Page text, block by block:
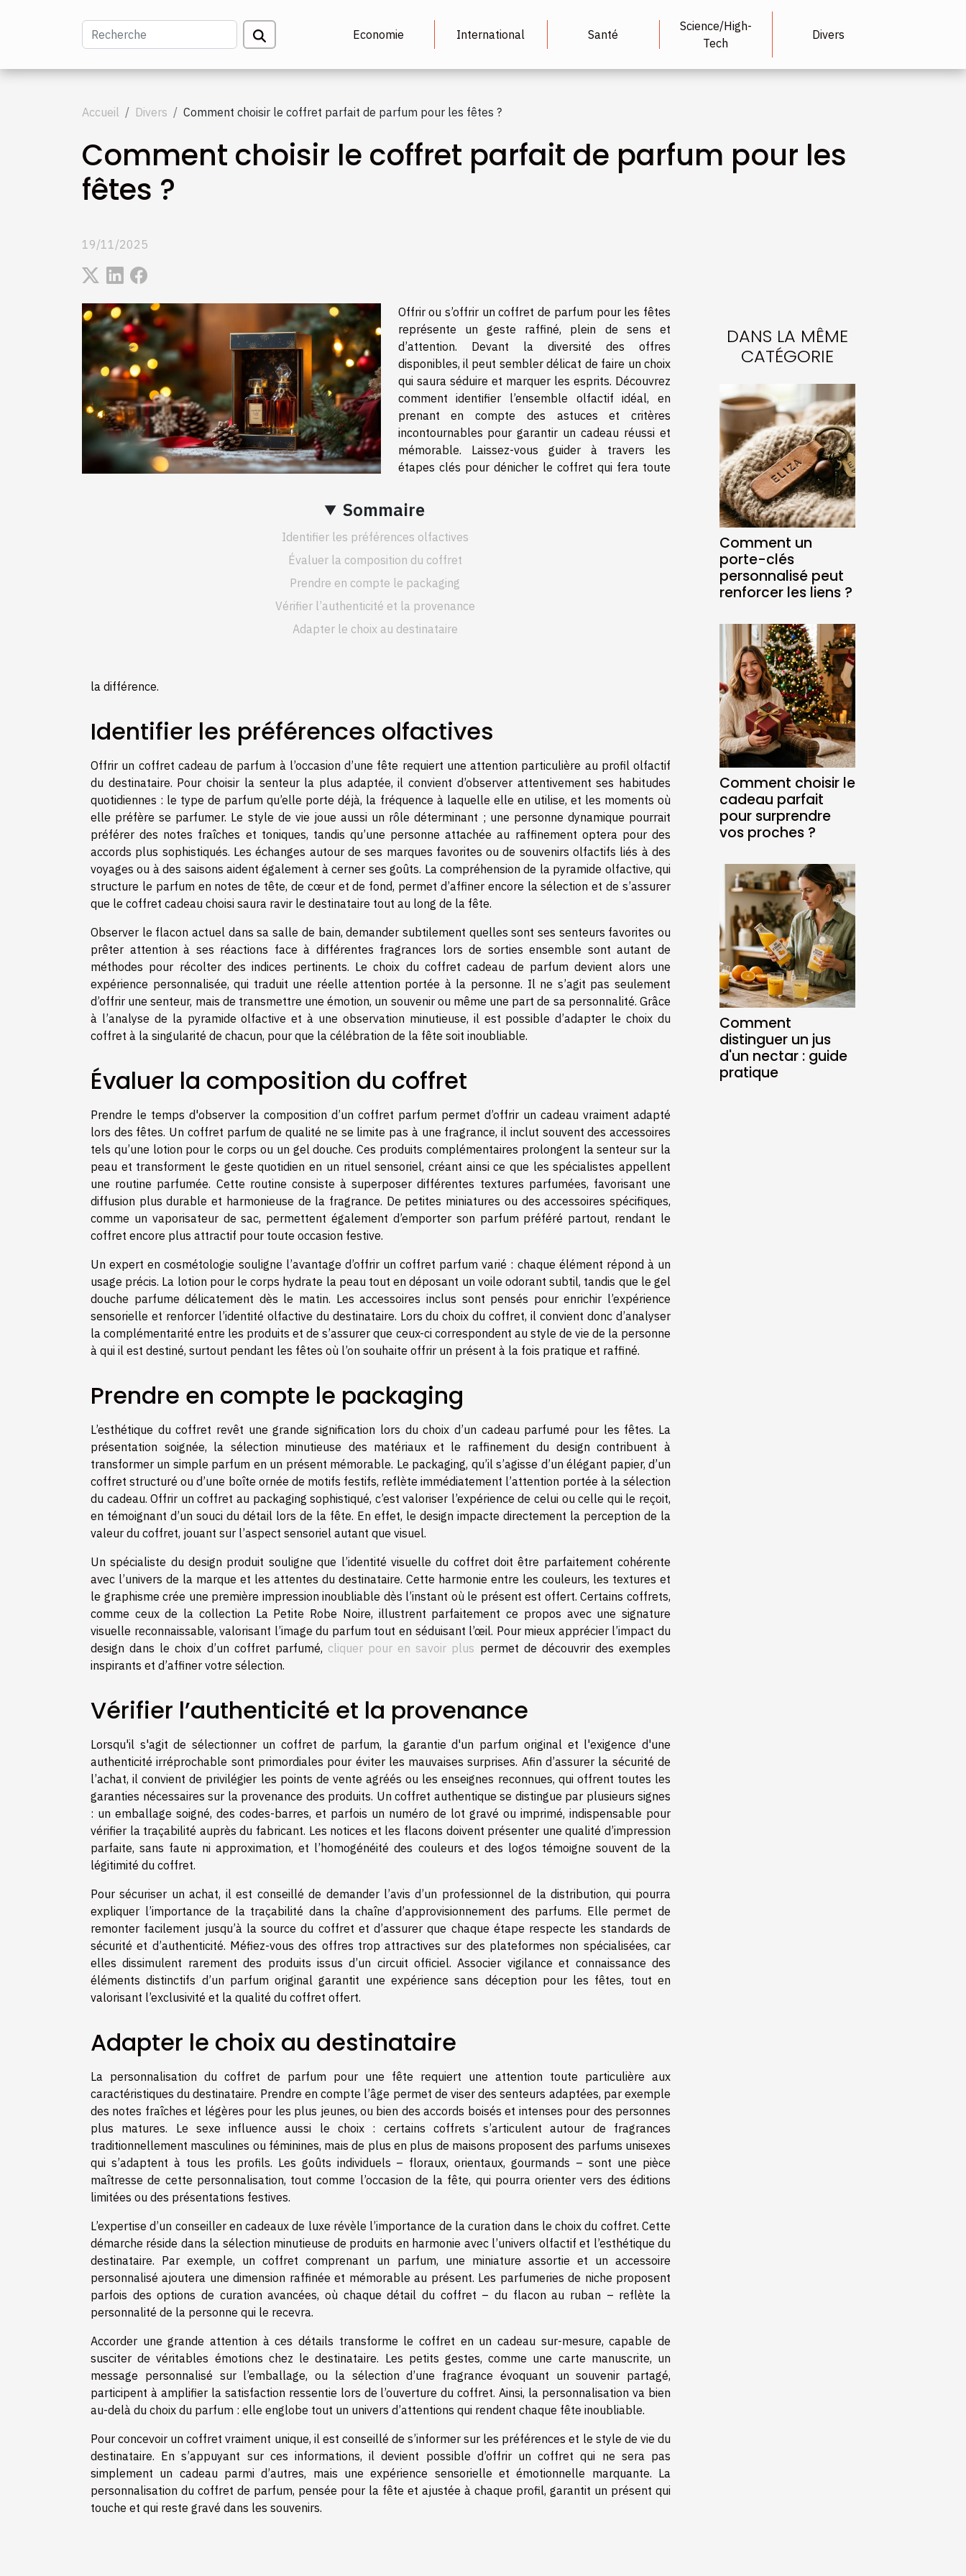
Economie International Santé
Science/High-
Tech
Divers
Accueil Divers Comment choisir le coffret parfait de parfum pour les fêtes ?
Comment choisir le coffret parfait de parfum pour les
fêtes ?
19/11/2025
Sommaire
Identifier les préférences olfactives
Évaluer la composition du coffret
Prendre en compte le packaging
Vérifier l’authenticité et la provenance
Adapter le choix au destinataire
Offrir ou s’offrir un coffret de parfum pour les fêtes
représente un geste raffiné, plein de sens et
d’attention. Devant la diversité des offres
disponibles, il peut sembler délicat de faire un choix
qui saura séduire et marquer les esprits. Découvrez
comment identifier l’ensemble olfactif idéal, en
prenant en compte des astuces et critères
incontournables pour garantir un cadeau réussi et
mémorable. Laissez-vous guider à travers les
étapes clés pour dénicher le coffret qui fera toute
la différence.
Identifier les préférences olfactives
Offrir un coffret cadeau de parfum à l’occasion d’une fête requiert une attention particulière au profil olfactif
du destinataire. Pour choisir la senteur la plus adaptée, il convient d’observer attentivement ses habitudes
quotidiennes : le type de parfum qu’elle porte déjà, la fréquence à laquelle elle en utilise, et les moments où
elle préfère se parfumer. Le style de vie joue aussi un rôle déterminant ; une personne dynamique pourrait
préférer des notes fraîches et toniques, tandis qu’une personne attachée au raffinement optera pour des
accords plus sophistiqués. Les échanges autour de ses marques favorites ou de souvenirs olfactifs liés à des
voyages ou à des saisons aident également à cerner ses goûts. La compréhension de la pyramide olfactive, qui
structure le parfum en notes de tête, de cœur et de fond, permet d’affiner encore la sélection et de s’assurer
que le coffret cadeau choisi saura ravir le destinataire tout au long de la fête.
Observer le flacon actuel dans sa salle de bain, demander subtilement quelles sont ses senteurs favorites ou
prêter attention à ses réactions face à différentes fragrances lors de sorties ensemble sont autant de
méthodes pour récolter des indices pertinents. Le choix du coffret cadeau de parfum devient alors une
expérience personnalisée, qui traduit une réelle attention portée à la personne. Il ne s’agit pas seulement
d’offrir une senteur, mais de transmettre une émotion, un souvenir ou même une part de sa personnalité. Grâce
à l’analyse de la pyramide olfactive et à une observation minutieuse, il est possible d’adapter le choix du
coffret à la singularité de chacun, pour que la célébration de la fête soit inoubliable.
Évaluer la composition du coffret
Prendre le temps d'observer la composition d’un coffret parfum permet d’offrir un cadeau vraiment adapté
lors des fêtes. Un coffret parfum de qualité ne se limite pas à une fragrance, il inclut souvent des accessoires
tels qu’une lotion pour le corps ou un gel douche. Ces produits complémentaires prolongent la senteur sur la
peau et transforment le geste quotidien en un rituel sensoriel, créant ainsi ce que les spécialistes appellent
une routine parfumée. Cette routine consiste à superposer différentes textures parfumées, favorisant une
diffusion plus durable et harmonieuse de la fragrance. De petites miniatures ou des accessoires spécifiques,
comme un vaporisateur de sac, permettent également d’emporter son parfum préféré partout, rendant le
coffret encore plus attractif pour toute occasion festive.
Un expert en cosmétologie souligne l’avantage d’offrir un coffret parfum varié : chaque élément répond à un
usage précis. La lotion pour le corps hydrate la peau tout en déposant un voile odorant subtil, tandis que le gel
douche parfume délicatement dès le matin. Les accessoires inclus sont pensés pour enrichir l’expérience
sensorielle et renforcer l’identité olfactive du destinataire. Lors du choix du coffret, il convient donc d’analyser
la complémentarité entre les produits et de s’assurer que ceux-ci correspondent au style de vie de la personne
à qui il est destiné, surtout pendant les fêtes où l’on souhaite offrir un présent à la fois pratique et raffiné.
Prendre en compte le packaging
L’esthétique du coffret revêt une grande signification lors du choix d’un cadeau parfumé pour les fêtes. La
présentation soignée, la sélection minutieuse des matériaux et le raffinement du design contribuent à
transformer un simple parfum en un présent mémorable. Le packaging, qu’il s’agisse d’un élégant papier, d’un
coffret structuré ou d’une boîte ornée de motifs festifs, reflète immédiatement l’attention portée à la sélection
du cadeau. Offrir un coffret au packaging sophistiqué, c’est valoriser l’expérience de celui ou celle qui le reçoit,
en témoignant d’un souci du détail lors de la fête. En effet, le design impacte directement la perception de la
valeur du coffret, jouant sur l’aspect sensoriel autant que visuel.
Un spécialiste du design produit souligne que l’identité visuelle du coffret doit être parfaitement cohérente
avec l’univers de la marque et les attentes du destinataire. Cette harmonie entre les couleurs, les textures et
le graphisme crée une première impression inoubliable dès l’instant où le présent est offert. Certains coffrets,
comme ceux de la collection La Petite Robe Noire, illustrent parfaitement ce propos avec une signature
visuelle reconnaissable, valorisant l’image du parfum tout en séduisant l’œil. Pour mieux apprécier l’impact du
design dans le choix d’un coffret parfumé, cliquer pour en savoir plus permet de découvrir des exemples
inspirants et d’affiner votre sélection.
Vérifier l’authenticité et la provenance
Lorsqu'il s'agit de sélectionner un coffret de parfum, la garantie d'un parfum original et l'exigence d'une
authenticité irréprochable sont primordiales pour éviter les mauvaises surprises. Afin d’assurer la sécurité de
l’achat, il convient de privilégier les points de vente agréés ou les enseignes reconnues, qui offrent toutes les
garanties nécessaires sur la provenance des produits. Un coffret authentique se distingue par plusieurs signes
: un emballage soigné, des codes-barres, et parfois un numéro de lot gravé ou imprimé, indispensable pour
vérifier la traçabilité auprès du fabricant. Les notices et les flacons doivent présenter une qualité d’impression
parfaite, sans faute ni approximation, et l’homogénéité des couleurs et des logos témoigne souvent de la
légitimité du coffret.
Pour sécuriser un achat, il est conseillé de demander l’avis d’un professionnel de la distribution, qui pourra
expliquer l’importance de la traçabilité dans la chaîne d’approvisionnement des parfums. Elle permet de
remonter facilement jusqu’à la source du coffret et d’assurer que chaque étape respecte les standards de
sécurité et d’authenticité. Méfiez-vous des offres trop attractives sur des plateformes non spécialisées, car
elles dissimulent rarement des produits issus d’un circuit officiel. Associer vigilance et connaissance des
éléments distinctifs d’un parfum original garantit une expérience sans déception pour les fêtes, tout en
valorisant l’exclusivité et la qualité du coffret offert.
Adapter le choix au destinataire
La personnalisation du coffret de parfum pour une fête requiert une attention toute particulière aux
caractéristiques du destinataire. Prendre en compte l’âge permet de viser des senteurs adaptées, par exemple
des notes fraîches et légères pour les plus jeunes, ou bien des accords boisés et intenses pour des personnes
plus matures. Le sexe influence aussi le choix : certains coffrets s’articulent autour de fragrances
traditionnellement masculines ou féminines, mais de plus en plus de maisons proposent des parfums unisexes
qui s’adaptent à tous les profils. Les goûts individuels – floraux, orientaux, gourmands – sont une pièce
maîtresse de cette personnalisation, tout comme l’occasion de la fête, qui pourra orienter vers des éditions
limitées ou des présentations festives.
L’expertise d’un conseiller en cadeaux de luxe révèle l’importance de la curation dans le choix du coffret. Cette
démarche réside dans la sélection minutieuse de produits en harmonie avec l’univers olfactif et l’esthétique du
destinataire. Par exemple, un coffret comprenant un parfum, une miniature assortie et un accessoire
personnalisé ajoutera une dimension raffinée et mémorable au présent. Les parfumeries de niche proposent
parfois des options de curation avancées, où chaque détail du coffret – du flacon au ruban – reflète la
personnalité de la personne qui le recevra.
Accorder une grande attention à ces détails transforme le coffret en un cadeau sur-mesure, capable de
susciter de véritables émotions chez le destinataire. Les petits gestes, comme une carte manuscrite, un
message personnalisé sur l’emballage, ou la sélection d’une fragrance évoquant un souvenir partagé,
participent à amplifier la satisfaction ressentie lors de l’ouverture du coffret. Ainsi, la personnalisation va bien
au-delà du choix du parfum : elle englobe tout un univers d’attentions qui rendent chaque fête inoubliable.
Pour concevoir un coffret vraiment unique, il est conseillé de s’informer sur les préférences et le style de vie du
destinataire. En s’appuyant sur ces informations, il devient possible d’offrir un coffret qui ne sera pas
simplement un cadeau parmi d’autres, mais une expérience sensorielle et émotionnelle marquante. La
personnalisation du coffret de parfum, pensée pour la fête et ajustée à chaque profil, garantit un présent qui
touche et qui reste gravé dans les souvenirs.
DANS LA MÊME
CATÉGORIE
Comment un
porte-clés
personnalisé peut
renforcer les liens ?
Comment choisir le
cadeau parfait
pour surprendre
vos proches ?
Comment
distinguer un jus
d'un nectar : guide
pratique